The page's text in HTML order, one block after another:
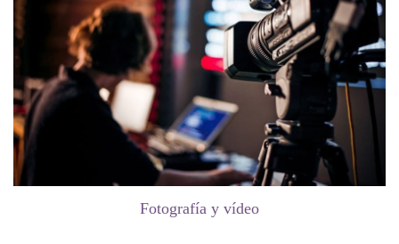
Fotografía y vídeo